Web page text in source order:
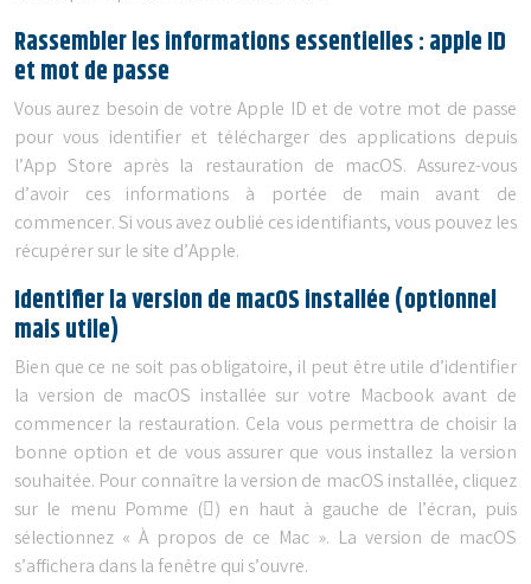
Rassembler les informations essentielles : apple ID
et mot de passe
Vous aurez besoin de votre Apple ID et de votre mot de passe
pour vous identifier et télécharger des applications depuis
l’App Store après la restauration de macOS. Assurez-vous
d’avoir ces informations à portée de main avant de
commencer. Si vous avez oublié ces identifiants, vous pouvez les
récupérer sur le site d’Apple.
Identifier la version de macOS installée (optionnel
mais utile)
Bien que ce ne soit pas obligatoire, il peut être utile d’identifier
la version de macOS installée sur votre Macbook avant de
commencer la restauration. Cela vous permettra de choisir la
bonne option et de vous assurer que vous installez la version
souhaitée. Pour connaître la version de macOS installée, cliquez
sur le menu Pomme () en haut à gauche de l’écran, puis
sélectionnez « À propos de ce Mac ». La version de macOS
s’affichera dans la fenêtre qui s’ouvre.